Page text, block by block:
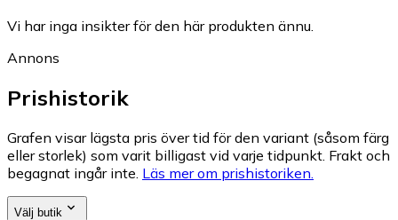
Vi har inga insikter för den här produkten ännu.
Annons
Prishistorik
Grafen visar lägsta pris över tid för den variant (såsom färg
eller storlek) som varit billigast vid varje tidpunkt. Frakt och
begagnat ingår inte. Läs mer om prishistoriken.
Välj butik